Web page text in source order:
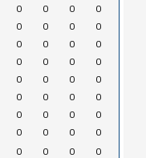
0 0 0
0
0 0 0
0
0 0 0
0
0 0 0
0
0 0 0
0
0 0 0
0
0 0 0
0
0 0 0
0
0 0 0 0